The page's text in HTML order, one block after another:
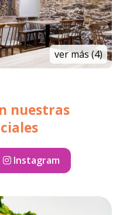
ver más (4)
nuestras
Instagram